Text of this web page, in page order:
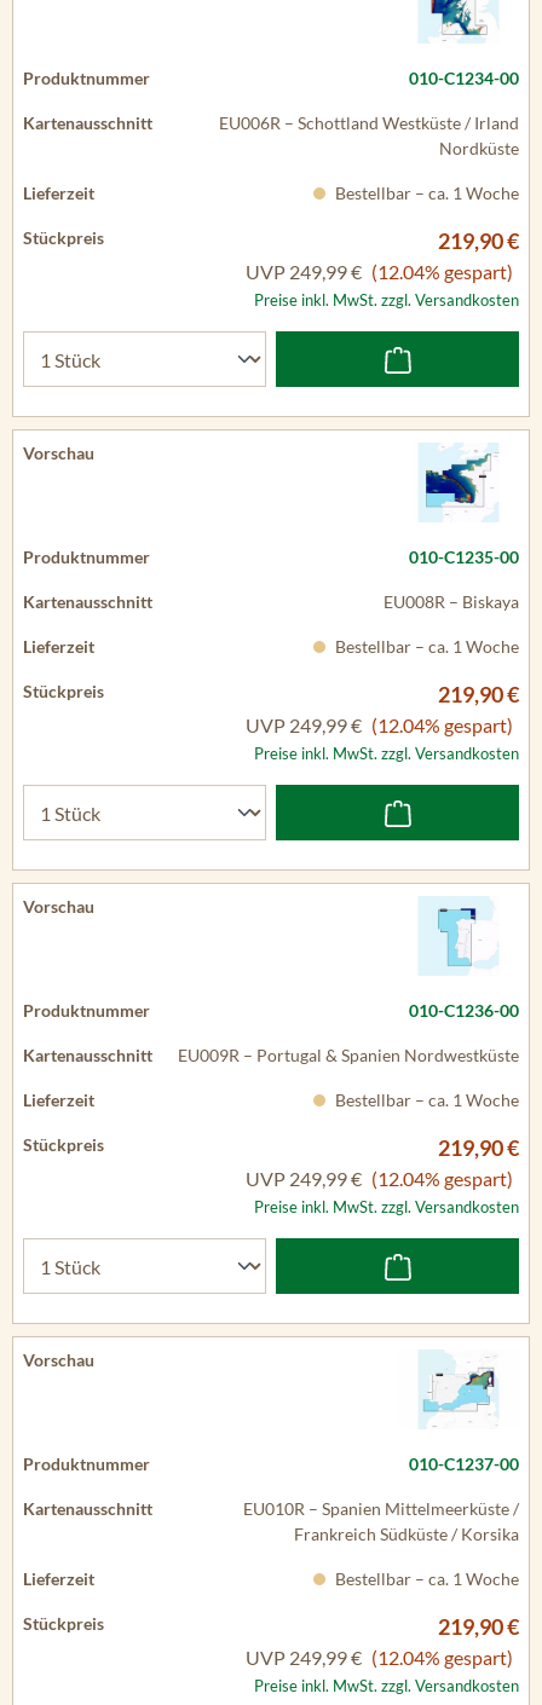
010-C1234-00
EU006R – Schottland Westküste / Irland
Nordküste
Bestellbar – ca. 1 Woche
219,90 €
UVP 249,99 € (12.04% gespart)
Preise inkl. MwSt. zzgl. Versandkosten
010-C1235-00
EU008R – Biskaya
Bestellbar – ca. 1 Woche
219,90 €
UVP 249,99 € (12.04% gespart)
Preise inkl. MwSt. zzgl. Versandkosten
010-C1236-00
EU009R – Portugal & Spanien Nordwestküste
Bestellbar – ca. 1 Woche
219,90 €
UVP 249,99 € (12.04% gespart)
Preise inkl. MwSt. zzgl. Versandkosten
010-C1237-00
EU010R – Spanien Mittelmeerküste /
Frankreich Südküste / Korsika
Bestellbar – ca. 1 Woche
219,90 €
UVP 249,99 € (12.04% gespart)
Preise inkl. MwSt. zzgl. Versandkosten